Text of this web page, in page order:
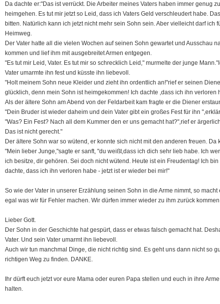
Da dachte er:"Das ist verrückt. Die Arbeiter meines Vaters haben immer genug
heimgehen. Es tut mir jetzt so Leid, dass ich Vaters Geld verschleudert habe.
bitten. Natürlich kann ich jetzt nicht mehr sein Sohn sein. Aber vielleicht darf ich
Heimweg.
Der Vater hatte all die vielen Wochen auf seinen Sohn gewartet und Ausschau
kommen und lief ihm mit ausgebreitet Armen entgegen.
"Es tut mir Leid, Vater. Es tut mir so schrecklich Leid," murmelte der junge
Vater umarmte ihn fest und küsste ihn liebevoll.
"Holt meinem Sohn neue Kleider und zieht ihn ordentlich an!"rief er seinen
glücklich, denn mein Sohn ist heimgekommen! Ich dachte ,dass ich ihn
Als der ältere Sohn am Abend von der Feldarbeit kam fragte er die Diener
"Dein Bruder ist wieder daheim und dein Vater gibt ein großes Fest für ihn
"Was? Ein Fest? Nach all dem Kummer den er uns gemacht hat?",rief er
Das ist nicht gerecht."
Der ältere Sohn war so wütend, er konnte sich nicht mit den anderen freuen.
"Mein lieber Junge,"sagte er sanft, "du weißt,dass ich dich sehr lieb habe. Ich
ich besitze, dir gehören. Sei doch nicht wütend. Heute ist ein Freudentag! Ich
dachte, dass ich ihn verloren habe - jetzt ist er wieder bei mir!"
So wie der Vater in unserer Erzählung seinen Sohn in die Arme nimmt, so
egal was wir für Fehler machen. Wir dürfen immer wieder zu ihm zurück
Lieber Gott.
Der Sohn in der Geschichte hat gespürt, dass er etwas falsch gemacht hat.
Vater. Und sein Vater umarmt ihn liebevoll.
Auch wir tun manchmal Dinge, die nicht richtig sind. Es geht uns dann nicht so
richtigen Weg zu finden. DANKE.
Ihr dürft euch jetzt vor eure Mama oder euren Papa stellen und euch in ihre
halten.